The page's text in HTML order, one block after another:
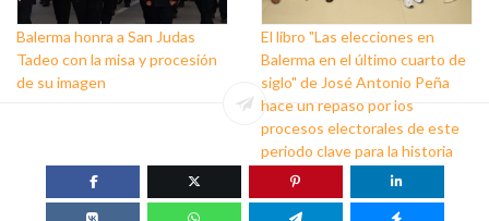
Balerma honra a San Judas
Tadeo con la misa y procesión
de su imagen
El libro "Las elecciones en
Balerma en el último cuarto de
siglo" de José Antonio Peña
hace un repaso por los
procesos electorales de este
periodo clave para la historia